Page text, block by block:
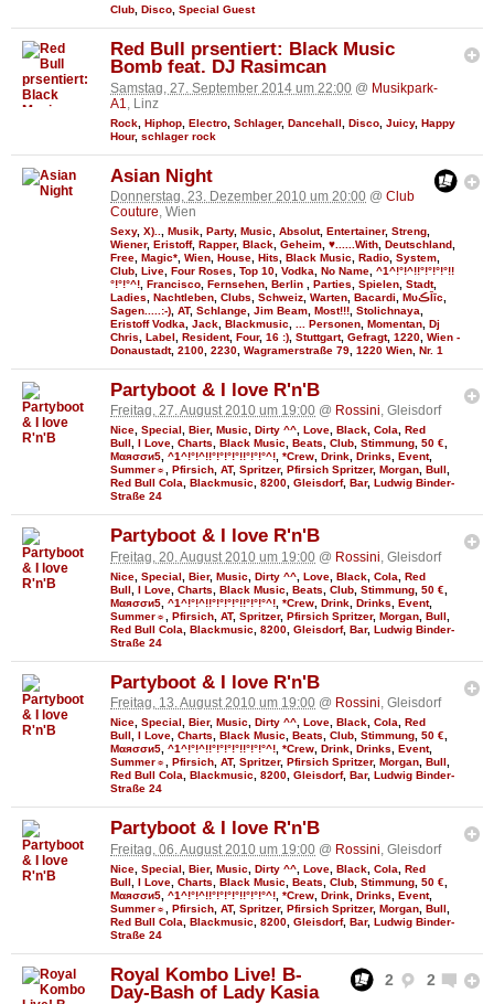
Club, Disco, Special Guest
Red Bull prsentiert: Black Music
Bomb feat. DJ Rasimcan
Samstag, 27. September 2014 um 22:00 @ Musikpark-
A1
, Linz
Rock Hiphop Electro Schlager, Dancehall Disco Juicy, Happy
Hour, schlager rock
Asian Night
Donnerstag, 23. Dezember 2010 um 20:00 @ Club
Couture, Wien
Sexy, X).. Musik Party, Music Absolut, Entertainer, Streng
Wiener, Eristoff, Rapper, Black Geheim ♥......With Deutschland
Free Magic* Wien House Hits Black Music Radio System
Club Live Four Roses Top 10 Vodka No Name ^1^!°!^!!°!°!°!°!!
°!°!°^! Francisco Fernsehen Berlin Parties Spielen Stadt,
Ladies
Nachtleben Clubs Schweiz Warten Bacardi MυڪĪīc
Sagen.....:-) AT, Schlange Jim Beam Most!!! Stolichnaya
Eristoff Vodka
Jack Blackmusic ... Personen Momentan Dj
Chris
Label Resident, Four, 16 :) Stuttgart, Gefragt, 1220 Wien -
Donaustadt, 2100 2230 Wagramerstraße 79 1220 Wien Nr. 1
Partyboot & I love R'n'B
Freitag, 27. August 2010 um 19:00 @ Rossini, Gleisdorf
Nice, Special , Bier, Music, Dirty ^^, Love, Black, Cola, Red
Bull , I Love, Charts, Black Music, Beats, Club, Stimmung, 50 €,
Мαяσσи5, ^1^!°!^!!°!°!°!°!!°!°!°^!, *Crew, Drink, Drinks, Event,
Summer☼, Pfirsich, AT, Spritzer, Pfirsich Spritzer, Morgan, Bull ,
Red Bull Cola, Blackmusic, 8200, Gleisdorf, Bar, Ludwig Binder-
Straße 24
Partyboot & I love R'n'B
Freitag, 20. August 2010 um 19:00 @ Rossini , Gleisdorf
Nice Special Bier, Music Dirty ^^ Love Black Cola
Red
Bull
I Love Charts Black Music Beats Club Stimmung 50 €
Мαяσσи5 ^1^!°!^!!°!°!°!°!!°!°!°^! *Crew Drink Drinks Event,
Summer☼
Pfirsich AT, Spritzer, Pfirsich Spritzer, Morgan Bull
Red Bull Cola
Blackmusic 8200 Gleisdorf, Bar, Ludwig Binder-
Straße 24
Partyboot & I love R'n'B
Freitag, 13. August 2010 um 19:00 @ Rossini, Gleisdorf
Nice Special Bier, Music Dirty ^^ Love Black Cola
Red
Bull
I Love Charts Black Music Beats Club Stimmung 50 €
Мαяσσи5 ^1^!°!^!!°!°!°!°!!°!°!°^! *Crew Drink Drinks Event,
Summer☼
Pfirsich AT, Spritzer, Pfirsich Spritzer, Morgan Bull
Red Bull Cola
Blackmusic 8200 Gleisdorf, Bar, Ludwig Binder-
Straße 24
Partyboot & I love R'n'B
Freitag, 06. August 2010 um 19:00 @ Rossini , Gleisdorf
Nice Special Bier, Music Dirty ^^ Love Black Cola
Red
Bull
I Love Charts Black Music Beats Club Stimmung 50 €
Мαяσσи5 ^1^!°!^!!°!°!°!°!!°!°!°^! *Crew Drink Drinks Event,
Summer☼
Pfirsich AT, Spritzer, Pfirsich Spritzer, Morgan Bull
Red Bull Cola
Blackmusic 8200 Gleisdorf, Bar, Ludwig Binder-
Straße 24
2 2
Royal Kombo Live! B-
Day-Bash of Lady Kasia